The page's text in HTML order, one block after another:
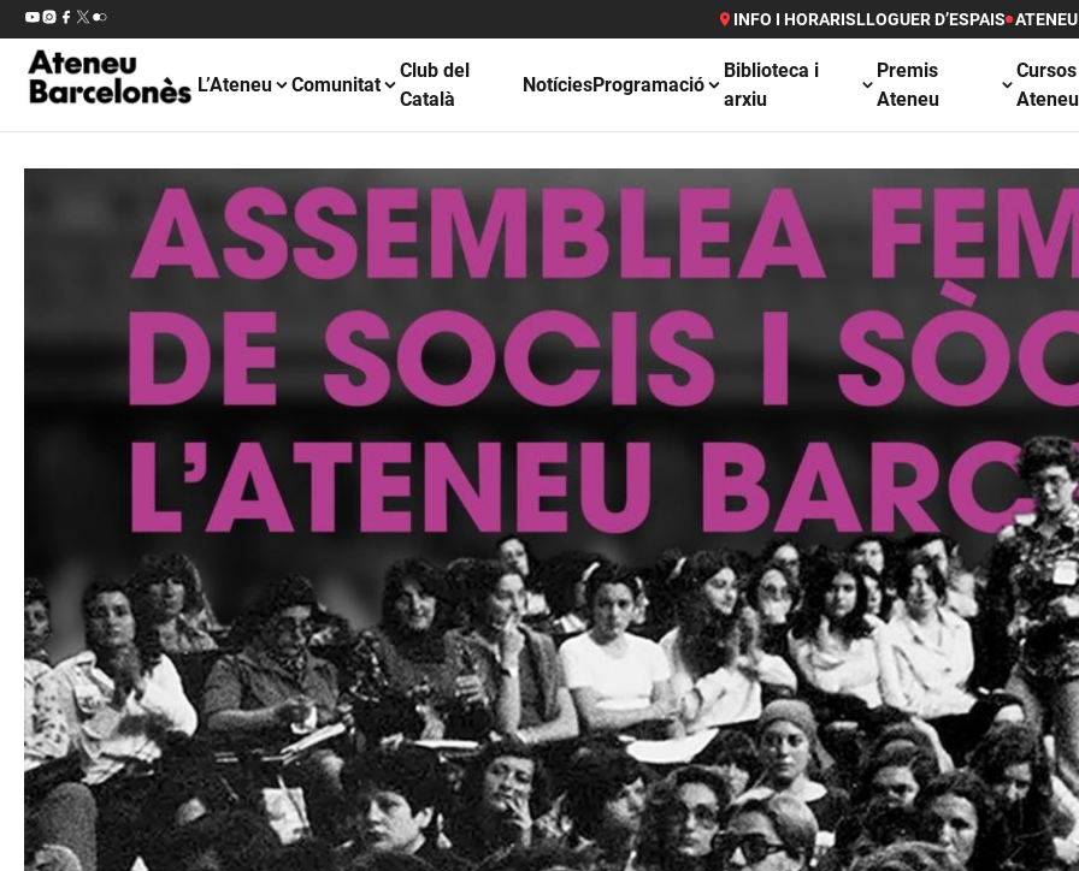
INFO I HORARISLLOGUER D’ESPAIS
L’Ateneu Comunitat
Club del
Català
NotíciesProgramació
Biblioteca i
arxiu
Premis
Ateneu
Ateneu